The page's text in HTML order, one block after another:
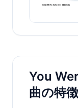
You
曲の特